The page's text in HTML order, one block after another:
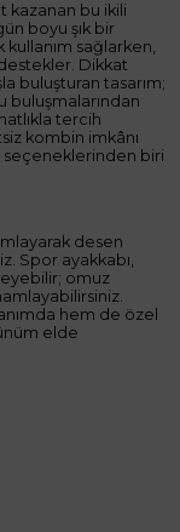
kazanan bu ikili
boyu şık bir
sağlarken,
Dikkat
buluşturan tasarım;
buluşmalarından
tercih
kombin imkânı
seçeneklerinden biri
desen
Spor ayakkabı,
omuz
hem de özel
elde